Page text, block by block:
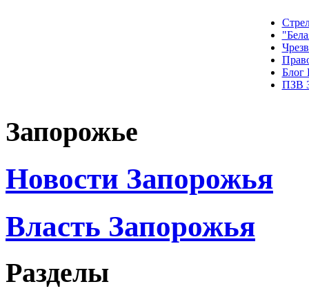
Блог
ПЗВ
Запорожье
Новости Запорожья
Власть Запорожья
Разделы